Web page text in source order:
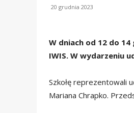
20 grudnia 2023
W dniach od 12 do
IWIS. W wydarzeniu
Szkołę reprezentowali
Mariana Chrapko.